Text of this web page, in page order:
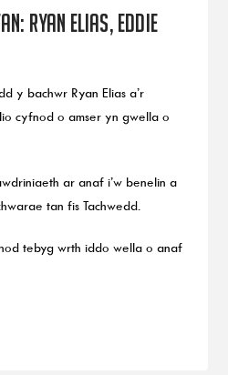
Ryan Elias, Eddie
y bachwr Ryan Elias a’r
cyfnod o amser yn gwella o
ar anaf i’w benelin a
tan fis Tachwedd.
tebyg wrth iddo wella o anaf